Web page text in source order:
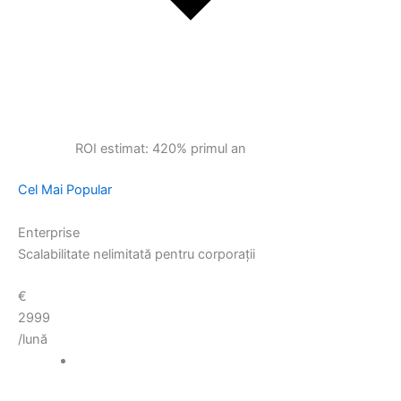
ROI estimat: 420% primul an
Cel Mai Popular
Enterprise
Scalabilitate nelimitată pentru corporații
€
2999
/lună